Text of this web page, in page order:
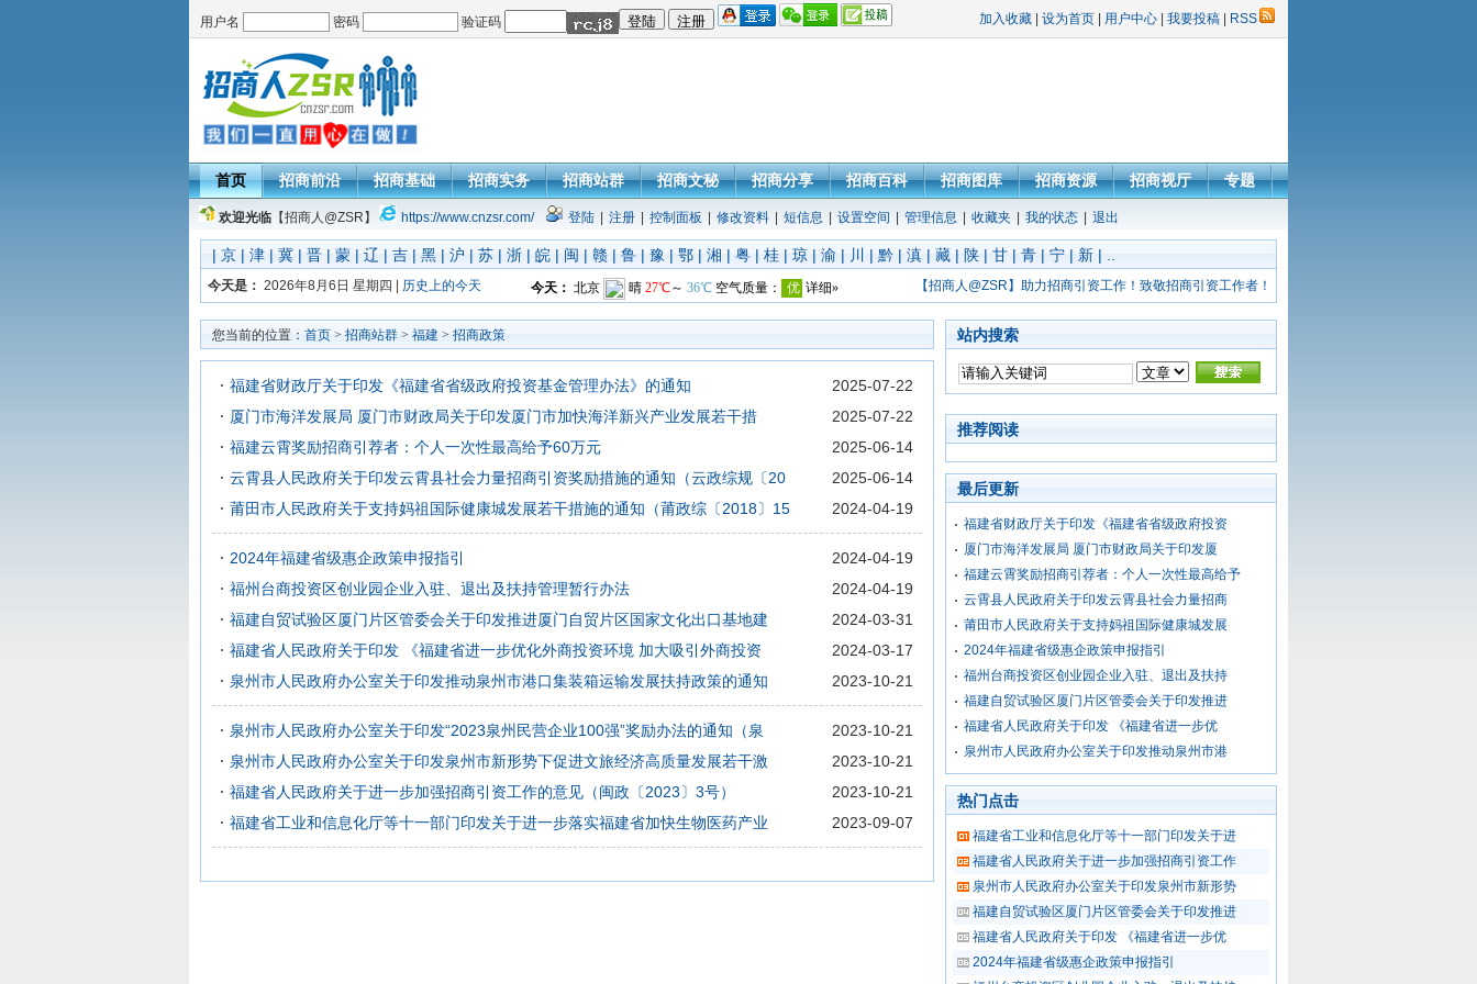
用户名 密码 验证码 加入收藏 设为首页 用户中心 我要投稿 RSS
首页 招商前沿 招商基础 招商实务 招商站群 招商文秘 招商分享 招商百科 招商图库 招商资源 招商视厅 专题
欢迎光临 【招商人@ZSR】 https://www.cnzsr.com/ 登陆 注册 控制面板 修改资料 短信息 设置空间 管理信息 收藏夹 我的状态 退出
| 京 | 津 | 冀 | 晋 | 蒙 | 辽 | 吉 | 黑 | 沪 | 苏 | 浙 | 皖 | 闽 | 赣 | 鲁 | 豫 | 鄂 | 湘 | 粤 | 桂 | 琼 | 渝 | 川 | 黔 | 滇 | 藏 | 陕 | 甘 | 青 | 宁 | 新 |
今天是： 2026年8月6日 星期四 | 历史上的今天 【招商人@ZSR】助力招商引资工作！致敬招商引资工作者！
您当前的位置： 首页 > 招商站群 > 福建 > 招商政策
福建省财政厅关于印发《福建省省级政府投资基金管理办法》的通知
2025-07-22
厦门市海洋发展局 厦门市财政局关于印发厦门市加快海洋新兴产业发展若干措
2025-07-22
福建云霄奖励招商引荐者：个人一次性最高给予60万元
2025-06-14
云霄县人民政府关于印发云霄县社会力量招商引资奖励措施的通知（云政综规〔20
2025-06-14
莆田市人民政府关于支持妈祖国际健康城发展若干措施的通知（莆政综〔2018〕15
2024-04-19
2024年福建省级惠企政策申报指引
2024-04-19
福州台商投资区创业园企业入驻、退出及扶持管理暂行办法
2024-04-19
福建自贸试验区厦门片区管委会关于印发推进厦门自贸片区国家文化出口基地建
2024-03-31
福建省人民政府关于印发 《福建省进一步优化外商投资环境 加大吸引外商投资
2024-03-17
泉州市人民政府办公室关于印发推动泉州市港口集装箱运输发展扶持政策的通知
2023-10-21
泉州市人民政府办公室关于印发“2023泉州民营企业100强”奖励办法的通知（泉
2023-10-21
泉州市人民政府办公室关于印发泉州市新形势下促进文旅经济高质量发展若干激
2023-10-21
福建省人民政府关于进一步加强招商引资工作的意见（闽政〔2023〕3号）
2023-10-21
福建省工业和信息化厅等十一部门印发关于进一步落实福建省加快生物医药产业
2023-09-07
站内搜索
推荐阅读
最后更新
福建省财政厅关于印发《福建省省级政府投资
厦门市海洋发展局 厦门市财政局关于印发厦
福建云霄奖励招商引荐者：个人一次性最高给予
云霄县人民政府关于印发云霄县社会力量招商
莆田市人民政府关于支持妈祖国际健康城发展
2024年福建省级惠企政策申报指引
福州台商投资区创业园企业入驻、退出及扶持
福建自贸试验区厦门片区管委会关于印发推进
福建省人民政府关于印发 《福建省进一步优
泉州市人民政府办公室关于印发推动泉州市港
热门点击
福建省工业和信息化厅等十一部门印发关于进
福建省人民政府关于进一步加强招商引资工作
泉州市人民政府办公室关于印发泉州市新形势
福建自贸试验区厦门片区管委会关于印发推进
福建省人民政府关于印发 《福建省进一步优
2024年福建省级惠企政策申报指引